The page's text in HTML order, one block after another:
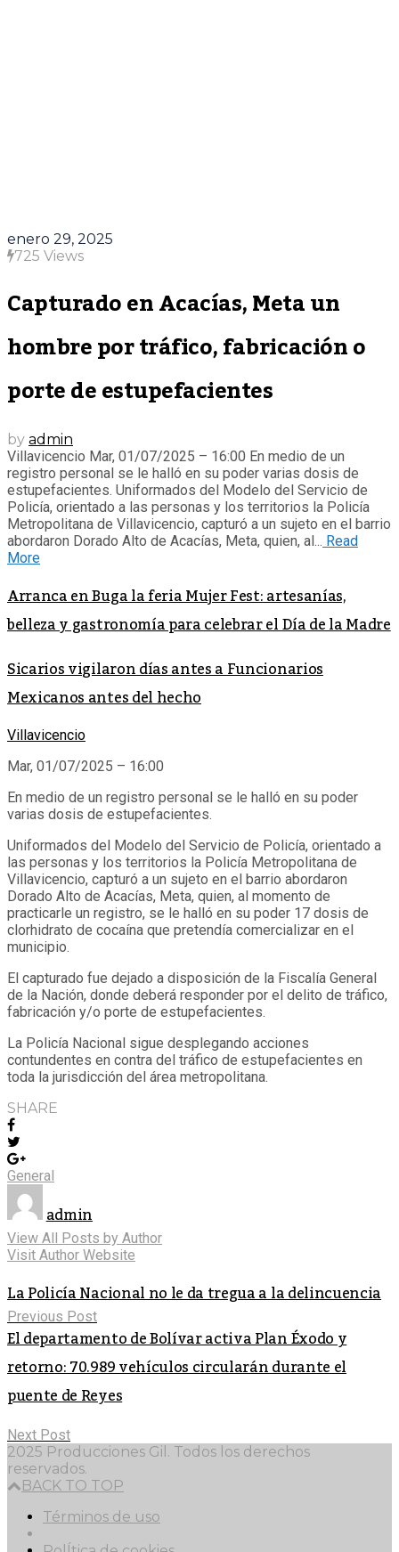
enero 29, 2025
725 Views
Capturado en Acacías, Meta un
hombre por tráfico, fabricación o
porte de estupefacientes
by admin
Villavicencio Mar, 01/07/2025 – 16:00 En medio de un
registro personal se le halló en su poder varias dosis de
estupefacientes. Uniformados del Modelo del Servicio de
Policía, orientado a las personas y los territorios la Policía
Metropolitana de Villavicencio, capturó a un sujeto en el barrio
abordaron Dorado Alto de Acacías, Meta, quien, al... Read
More
Arranca en Buga la feria Mujer Fest: artesanías,
belleza y gastronomía para celebrar el Día de la Madre
Sicarios vigilaron días antes a Funcionarios
Mexicanos antes del hecho
Villavicencio
Mar, 01/07/2025 – 16:00
En medio de un registro personal se le halló en su poder
varias dosis de estupefacientes.
Uniformados del Modelo del Servicio de Policía, orientado a
las personas y los territorios la Policía Metropolitana de
Villavicencio, capturó a un sujeto en el barrio abordaron
Dorado Alto de Acacías, Meta, quien, al momento de
practicarle un registro, se le halló en su poder 17 dosis de
clorhidrato de cocaína que pretendía comercializar en el
municipio.
El capturado fue dejado a disposición de la Fiscalía General
de la Nación, donde deberá responder por el delito de tráfico,
fabricación y/o porte de estupefacientes.
La Policía Nacional sigue desplegando acciones
contundentes en contra del tráfico de estupefacientes en
toda la jurisdicción del área metropolitana.
SHARE
General
admin
View All Posts by Author
Visit Author Website
La Policía Nacional no le da tregua a la delincuencia
Previous Post
El departamento de Bolívar activa Plan Éxodo y
retorno: 70.989 vehículos circularán durante el
puente de Reyes
Next Post
2025 Producciones Gil. Todos los derechos
reservados.
BACK TO TOP
Términos de uso